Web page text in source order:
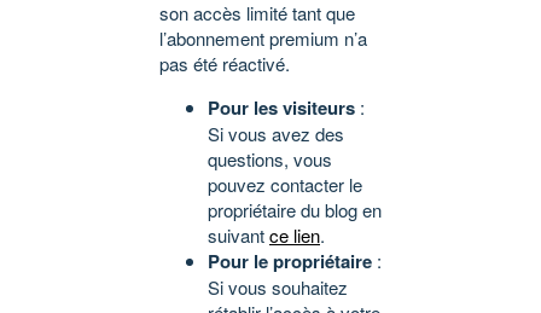
son accès limité tant que
l’abonnement premium n’a
pas été réactivé.
Pour les visiteurs :
Si vous avez des
questions, vous
pouvez contacter le
propriétaire du blog en
suivantce lien.
Pour le propriétaire :
Si vous souhaitez